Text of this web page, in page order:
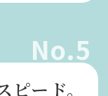
No.5
ード。